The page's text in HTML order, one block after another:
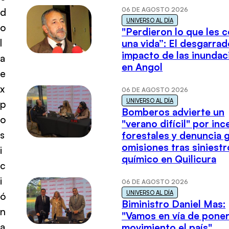
d
o
l
a
e
x
p
o
s
i
c
i
ó
n
06 DE AGOSTO 2026
UNIVERSO AL DÍA
"Perdieron lo que les
una vida”: El
impacto de las
en Angol
06 DE AGOSTO 2026
UNIVERSO AL DÍA
Bomberos advierte un
"verano difícil" por
forestales y denuncia
omisiones tras
químico en Quilicura
06 DE AGOSTO 2026
UNIVERSO AL DÍA
Biministro Daniel Mas:
"Vamos en vía de